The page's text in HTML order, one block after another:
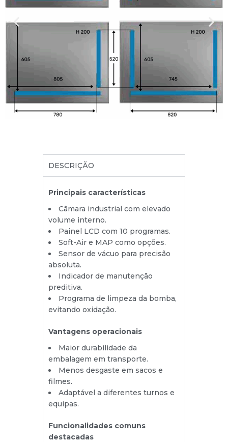
DESCRIÇÃO
Principais características
Câmara industrial com elevado
volume interno.
Painel LCD com 10 programas.
Soft-Air e MAP como opções.
Sensor de vácuo para precisão
absoluta.
Indicador de manutenção
preditiva.
Programa de limpeza da bomba,
evitando oxidação.
Vantagens operacionais
Maior durabilidade da
embalagem em transporte.
Menos desgaste em sacos e
filmes.
Adaptável a diferentes turnos e
equipas.
Funcionalidades comuns
destacadas